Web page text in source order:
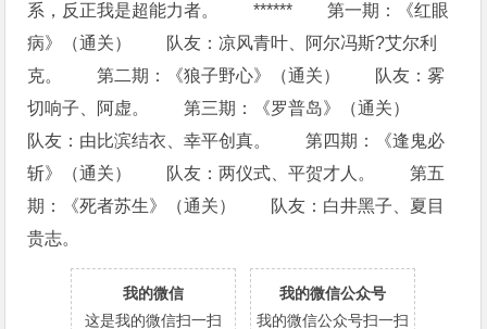
系，反正我是超能力者。 ****** 第一期：《红眼
病》（通关） 队友：凉风青叶、阿尔冯斯?艾尔利
克。 第二期：《狼子野心》（通关） 队友：雾
切响子、阿虚。 第三期：《罗普岛》（通关）
队友：由比滨结衣、幸平创真。 第四期：《逢鬼必
斩》（通关） 队友：两仪式、平贺才人。 第五
期：《死者苏生》（通关） 队友：白井黑子、夏目
贵志。
我的微信
这是我的微信扫一扫
我的微信公众号
我的微信公众号扫一扫